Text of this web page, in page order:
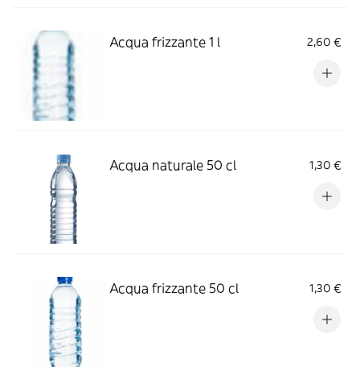
Acqua frizzante 1 l 2,60 €
Acqua naturale 50 cl 1,30 €
Acqua frizzante 50 cl 1,30 €